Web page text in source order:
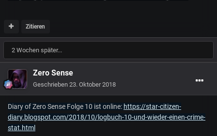
Zitieren
2 Wochen später...
Zero Sense
Geschrieben 23. Oktober 2018
Diary of Zero Sense Folge 10 ist online: https://star-citizen-
diary.blogspot.com/2018/10/logbuch-10-und-wieder-einen-crime-
stat.html